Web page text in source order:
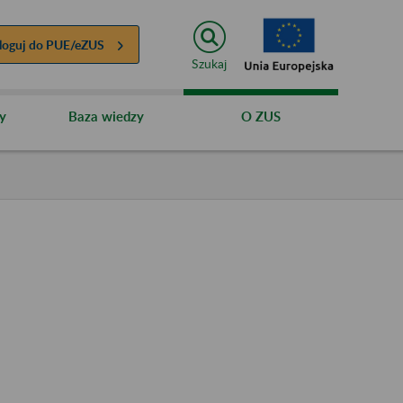
do PUE/eZUS
Szukaj
Baza wiedzy O ZUS